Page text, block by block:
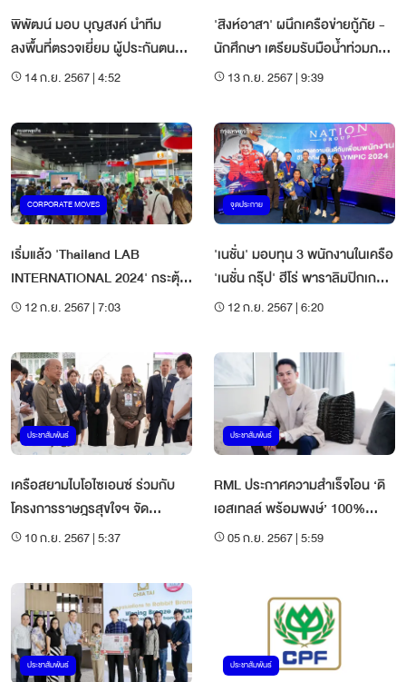
พิพัฒน์ มอบ บุญสงค์ นำทีม
ลงพื้นที่ตรวจเยี่ยม ผู้ประกันตน
ทุพพลภาพ จ.เพชรบุรี
14 ก.ย. 2567 | 4:52
'สิงห์อาสา' ผนึกเครือข่ายกู้ภัย -
นักศึกษา เตรียมรับมือน้ำท่วมภาค
อีสาน13 ก.ย. 2567 | 9:39
CORPORATE MOVES
เริ่มแล้ว 'Thailand LAB
INTERNATIONAL 2024' กระตุ้น
การลงทุนอุตสาหกรรมเครื่องมือ
12 ก.ย. 2567 | 7:03
จุดประกาย
'เนชั่น' มอบทุน 3 พนักงานในเครือ
'เนชั่น กรุ๊ป' ฮีโร่ พาราลิมปิกเกมส์
202412 ก.ย. 2567 | 6:20
ประชาสัมพันธ์
เครือสยามไบโอไซเอนซ์ ร่วมกับ
โครงการราษฎรสุขใจฯ จัด
กิจกรรมตู้ยาชุมชนต่อเนื่อง
10 ก.ย. 2567 | 5:37
ประชาสัมพันธ์
RML ประกาศความสำเร็จโอน ‘ดิ
เอสเทลล์ พร้อมพงษ์’ 100%
มูลค่า 5.2 พันล้านบาท
05 ก.ย. 2567 | 5:59
ประชาสัมพันธ์ ประชาสัมพันธ์